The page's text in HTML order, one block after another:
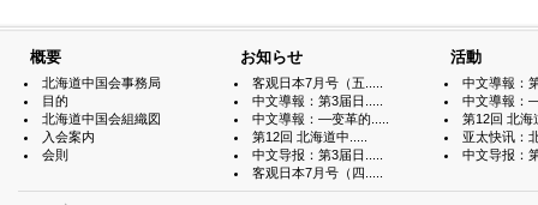
概要
北海道中国会事務局
目的
北海道中国会組織図
入会案内
会則
お知らせ
客观日本7月号（五.....
中文導報：第3届日.....
中文導報：—变革的.....
第12回 北海道中.....
中文导报：第3届日.....
客观日本7月号（四.....
活動
中文導報：
中文導報：
第12回 北海
亚太快讯：
中文导报：